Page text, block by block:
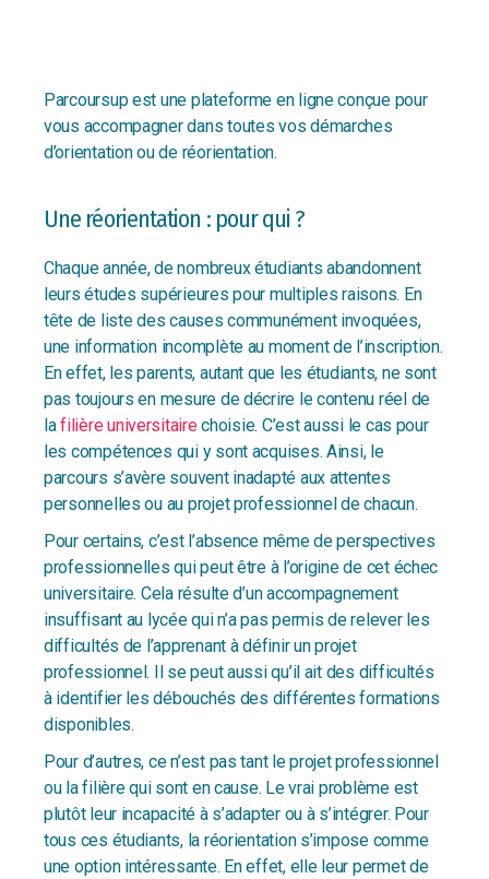
Parcoursup est une plateforme en ligne conçue pour
vous accompagner dans toutes vos démarches
d’orientation ou de réorientation.
Une réorientation : pour qui ?
Chaque année, de nombreux étudiants abandonnent
leurs études supérieures pour multiples raisons. En
tête de liste des causes communément invoquées,
une information incomplète au moment de l’inscription.
En effet, les parents, autant que les étudiants, ne sont
pas toujours en mesure de décrire le contenu réel de
lafilière universitairechoisie. C’est aussi le cas pour
les compétences qui y sont acquises. Ainsi, le
parcours s’avère souvent inadapté aux attentes
personnelles ou au projet professionnel de chacun.
Pour certains, c’est l’absence même de perspectives
professionnelles qui peut être à l’origine de cet échec
universitaire. Cela résulte d’un accompagnement
insuffisant au lycée qui n’a pas permis de relever les
difficultés de l’apprenant à définir un projet
professionnel. Il se peut aussi qu’il ait des difficultés
à identifier les débouchés des différentes formations
disponibles.
Pour d’autres, ce n’est pas tant le projet professionnel
ou la filière qui sont en cause. Le vrai problème est
plutôt leur incapacité à s’adapter ou à s’intégrer. Pour
tous ces étudiants, la réorientation s’impose comme
une option intéressante. En effet, elle leur permet de